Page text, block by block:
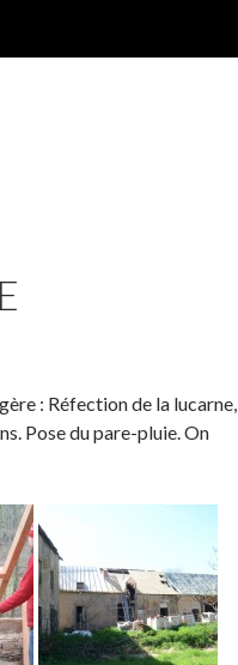
: Réfection de la lucarne,
Pose du pare-pluie. On